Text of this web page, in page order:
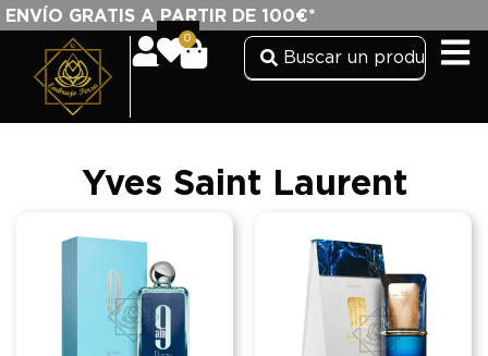
ENVÍO GRATIS A PARTIR DE 100€*
0
Yves Saint Laurent